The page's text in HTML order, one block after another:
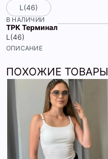
L(46)
В НАЛИЧИИ
ТРК Терминал
L(46)
ОПИСАНИЕ
ПОХОЖИЕ ТОВАРЫ